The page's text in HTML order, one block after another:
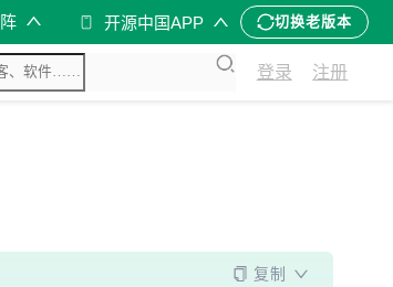
开源中国APP 切换老版本
登录 注册
复制